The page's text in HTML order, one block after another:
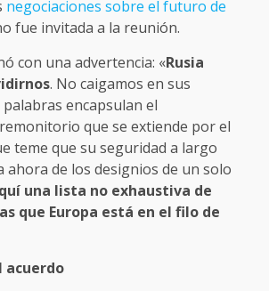
negociaciones sobre el futuro de
fue invitada a la reunión.
con una advertencia: «Rusia
. No caigamos en sus
encapsulan el
que se extiende por el
teme que su seguridad a largo
ahora de los designios de un solo
una lista no exhaustiva de
que Europa está en el filo de
acuerdo